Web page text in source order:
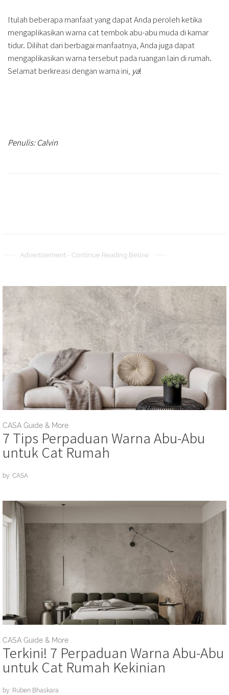
Itulah beberapa manfaat yang dapat Anda peroleh ketika
mengaplikasikan warna cat tembok abu-abu muda di kamar
tidur. Dilihat dari berbagai manfaatnya, Anda juga dapat
mengaplikasikan warna tersebut pada ruangan lain di rumah.
Selamat berkreasi dengan warna ini, ya!
Penulis: Calvin
Advertisement - Continue Reading Below
CASA Guide & More
7 Tips Perpaduan Warna Abu-Abu
untuk Cat Rumah
by: CASA
CASA Guide & More
Terkini! 7 Perpaduan Warna Abu-Abu
untuk Cat Rumah Kekinian
by: Ruben Bhaskara